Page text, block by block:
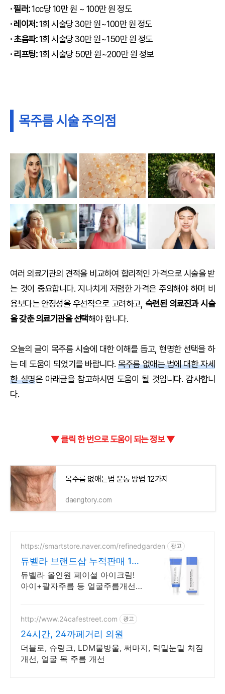
· 필러:1cc당 10만 원 ~ 100만 원 정도
· 레이저:1회 시술당 30만 원~100만 원 정도
· 초음파:1회 시술당 30만 원~150만 원 정도
· 리프팅:1회 시술당 50만 원~200만 원 정보
목주름 시술 주의점
여러 의료기관의 견적을 비교하여 합리적인 가격으로 시술을 받
는 것이 중요합니다. 지나치게 저렴한 가격은 주의해야 하며 비
용보다는 안정성을 우선적으로 고려하고, 숙련된 의료진과 시술
을 갖춘 의료기관을 선택해야 합니다.
오늘의 글이 목주름 시술에 대한 이해를 돕고, 현명한 선택을 하
는 데 도움이 되었기를 바랍니다.목주름 없애는 법에 대한 자세
한 설명은 아래글을 참고하시면 도움이 될 것입니다. 감사합니
다.
▼ 클릭 한 번으로 도움이 되는 정보 ▼
목주름 없애는법 운동 방법 12가지
daengtory.com
https://smartstore.naver.com/refinedgarden 광고
듀벨라 브랜드샵 누적판매 10
만개 돌파!!
듀벨라 올인원 페이셜 아이크림!
아이+팔자주름 등 얼굴주름개선
선 기능성화장품 듀벨라 페이셜 아
이크림
http://www.24cafestreet.com 광고
24시간, 24까페거리 의원
더블로, 슈링크, LDM물방울, 써마지, 턱밑눈밑 처짐
개선, 얼굴 목 주름 개선